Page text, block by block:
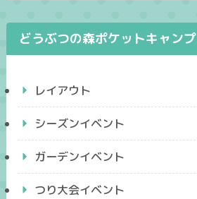
どうぶつの森ポケットキャンプ
レイアウト
シーズンイベント
ガーデンイベント
つり大会イベント